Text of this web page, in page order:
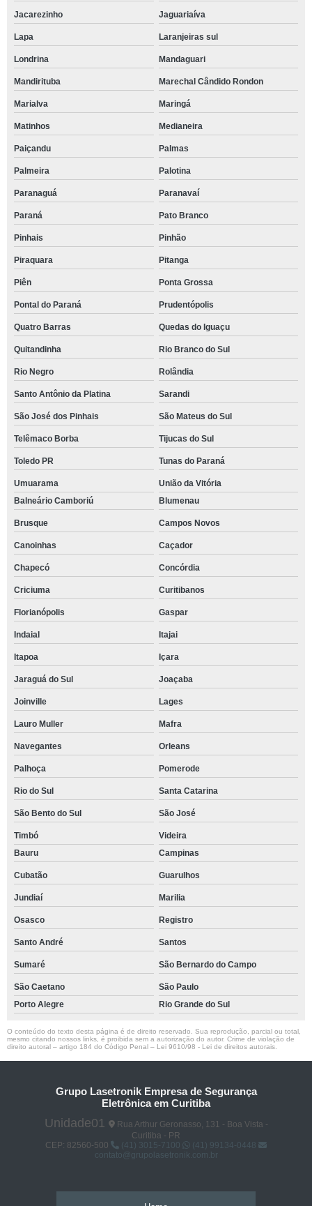
Jacarezinho Jaguariaíva
Lapa Laranjeiras sul
Londrina Mandaguari
Mandirituba Marechal Cândido Rondon
Marialva Maringá
Matinhos Medianeira
Paiçandu Palmas
Palmeira Palotina
Paranaguá Paranavaí
Paraná Pato Branco
Pinhais Pinhão
Piraquara Pitanga
Piên Ponta Grossa
Pontal do Paraná Prudentópolis
Quatro Barras Quedas do Iguaçu
Quitandinha Rio Branco do Sul
Rio Negro Rolândia
Santo Antônio da Platina Sarandi
São José dos Pinhais São Mateus do Sul
Telêmaco Borba Tijucas do Sul
Toledo PR Tunas do Paraná
Umuarama
União da Vitória
Balneário Camboriú
Blumenau
Brusque Campos Novos
Canoinhas Caçador
Chapecó Concórdia
Criciuma Curitibanos
Florianópolis Gaspar
Indaial Itajai
Itapoa Içara
Jaraguá do Sul Joaçaba
Joinville Lages
Lauro Muller Mafra
Navegantes Orleans
Palhoça Pomerode
Rio do Sul Santa Catarina
São Bento do Sul São José
Timbó
Videira
Bauru
Campinas
Cubatão Guarulhos
Jundiaí Marilia
Osasco Registro
Santo André Santos
Sumaré São Bernardo do Campo
São Caetano
São Paulo
Porto Alegre
Rio Grande do Sul
O conteúdo do texto desta página é de direito reservado. Sua reprodução, parcial ou total,
mesmo citando nossos links, é proibida sem a autorização do autor. Crime de violação de
direito autoral – artigo 184 do Código Penal – Lei 9610/98 - Lei de direitos autorais
Grupo Lasetronik Empresa de Segurança
Eletrônica em Curitiba
Unidade01
Rua Arthur Geronasso, 131 - Boa Vista -
Curitiba - PR
CEP: 82560-500
(41) 3015-7100
(41) 99134-0448
contato@grupolasetronik.com.br